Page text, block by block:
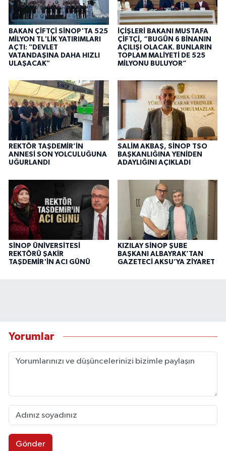
BAKAN ÇİFTÇİ SİNOP'TA 525
MİLYON TL'LİK YATIRIMLARI
AÇTI: "DEVLET
VATANDAŞINA DAHA HIZLI
ULAŞACAK"
İÇİŞLERİ BAKANI MUSTAFA
ÇİFTÇİ, “BUGÜN 6 BİNANIN
AÇILIŞI OLACAK. BUNLARIN
TOPLAM MALİYETİ DE 525
MİLYONU BULUYOR”
REKTÖR TAŞDEMİR’İN
ANNESİ SON YOLCULUĞUNA
UĞURLANDI
SALİM AKBAŞ, SİNOP TSO
BAŞKANLIĞINA YENİDEN
ADAYLIĞINI AÇIKLADI
SİNOP ÜNİVERSİTESİ
REKTÖRÜ ŞAKİR
TAŞDEMİR'İN ACI GÜNÜ
KIZILAY SİNOP ŞUBE
BAŞKANI ALBAYRAK’TAN
GAZETECİ AKSU’YA ZİYARET
Yorumlar
Gönder